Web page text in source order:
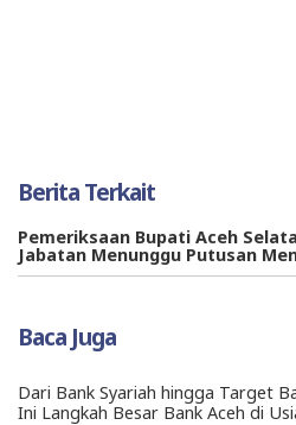
Berita Terkait
Pemeriksaan Bupati Aceh
Jabatan Menunggu Putusan
Baca Juga
Dari Bank Syariah hingga Target
Ini Langkah Besar Bank Aceh di